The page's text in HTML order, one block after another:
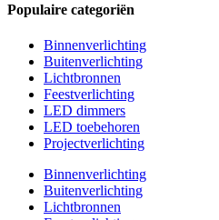
Populaire categoriën
Binnenverlichting
Buitenverlichting
Lichtbronnen
Feestverlichting
LED dimmers
LED toebehoren
Projectverlichting
Binnenverlichting
Buitenverlichting
Lichtbronnen